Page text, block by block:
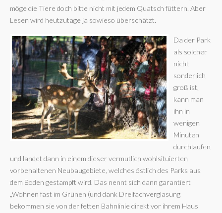
möge die Tiere doch bitte nicht mit jedem Quatsch füttern. Aber
Lesen wird heutzutage ja sowieso überschätzt.
Da der Park
als solcher
nicht
sonderlich
groß ist,
kann man
ihn in
wenigen
Minuten
durchlaufen
und landet dann in einem dieser vermutlich wohlsituierten
vorbehaltenen Neubaugebiete, welches östlich des Parks aus
dem Boden gestampft wird. Das nennt sich dann garantiert
„Wohnen fast im Grünen (und dank Dreifachverglasung
bekommen sie von der fetten Bahnlinie direkt vor ihrem Haus